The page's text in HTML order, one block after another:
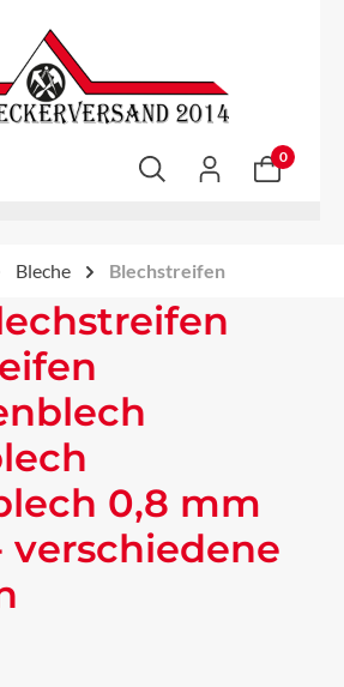
0
Bleche Blechstreifen
0,8 mm
verschiedene